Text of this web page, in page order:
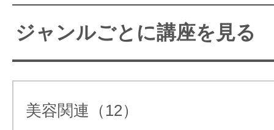
夢を実現させるサポートしていき
きれい！楽しい！癒される！カラ
卒業後が見えるカラースクール！！
カラーセラピーを楽しみな
学ぶなら。パーソナルカラ
ジャンルごとに講座を見る
美容関連（12）